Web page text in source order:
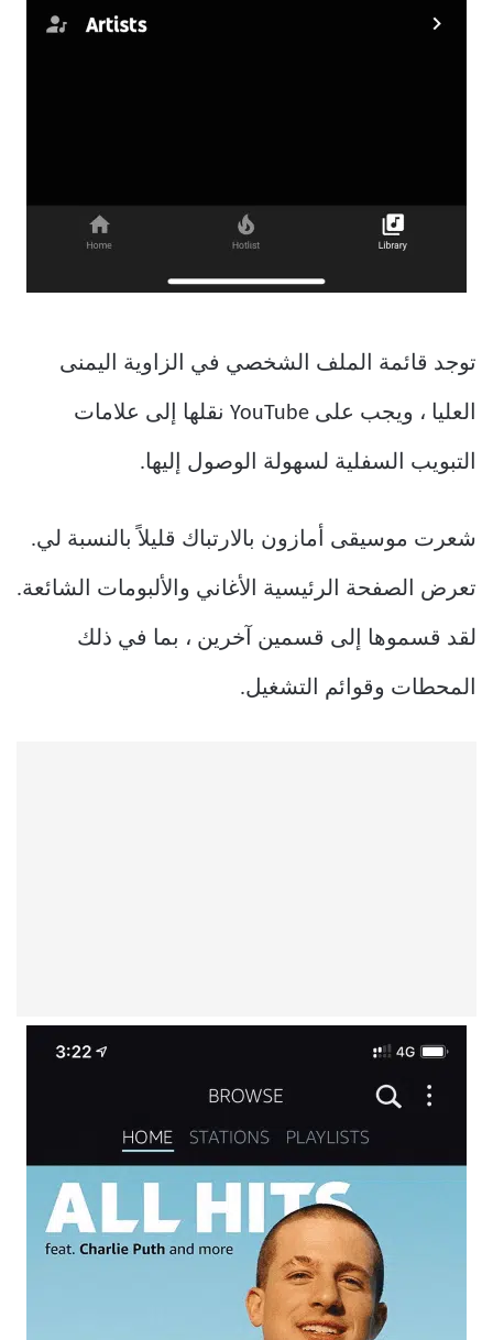
توجد قائمة الملف الشخصي في الزاوية اليمنى
العليا ، ويجب على YouTube نقلها إلى علامات
التبويب السفلية لسهولة الوصول إليها.
شعرت موسيقى أمازون بالارتباك قليلاً بالنسبة لي.
تعرض الصفحة الرئيسية الأغاني والألبومات الشائعة.
لقد قسموها إلى قسمين آخرين ، بما في ذلك
المحطات وقوائم التشغيل.